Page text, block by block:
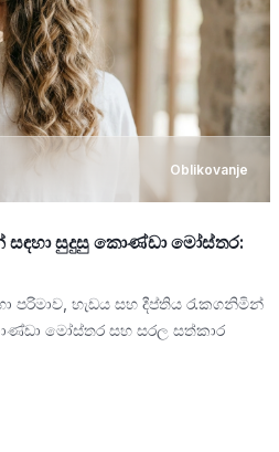
Oblikovanje
සඳහා සුදුසු කොණ්ඩා මෝස්තර:
පරිමාව, හැඩය සහ දීප්තිය රැකගනිමින්
මෝස්තර සහ සරල සත්කාර